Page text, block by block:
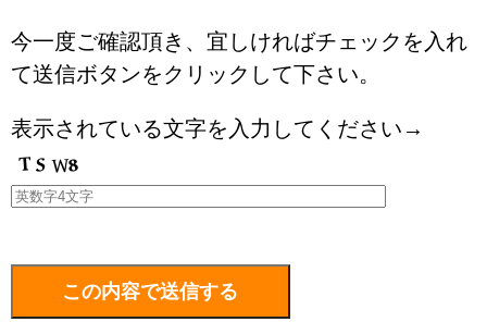
今一度ご確認頂き、宜しければチェックを入れ
て送信ボタンをクリックして下さい。
表示されている文字を入力してください→